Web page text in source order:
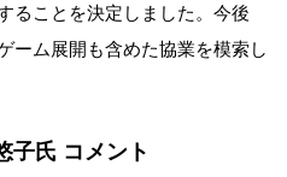
ることを決定しました。今後
ーム展開も含めた協業を模索し
子氏 コメント